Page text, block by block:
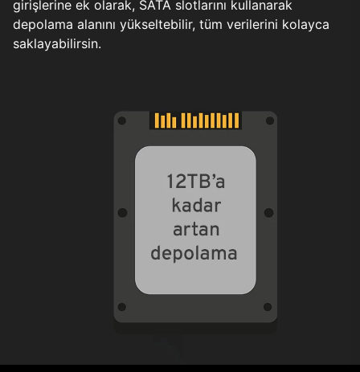
girişlerine ek olarak, SATA slotlarını kullanarak
depolama alanını yükseltebilir, tüm verilerini kolayca
saklayabilirsin.